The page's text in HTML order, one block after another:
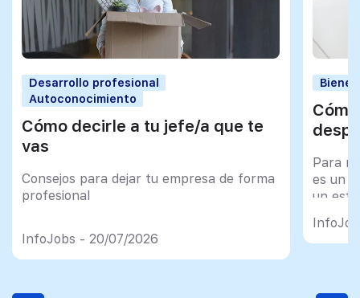
Desarrollo profesional
Autoconocimiento
Cómo decirle a tu jefe/a que te
vas
Consejos para dejar tu empresa de forma
profesional
InfoJobs - 20/07/2026
Para
es un
un